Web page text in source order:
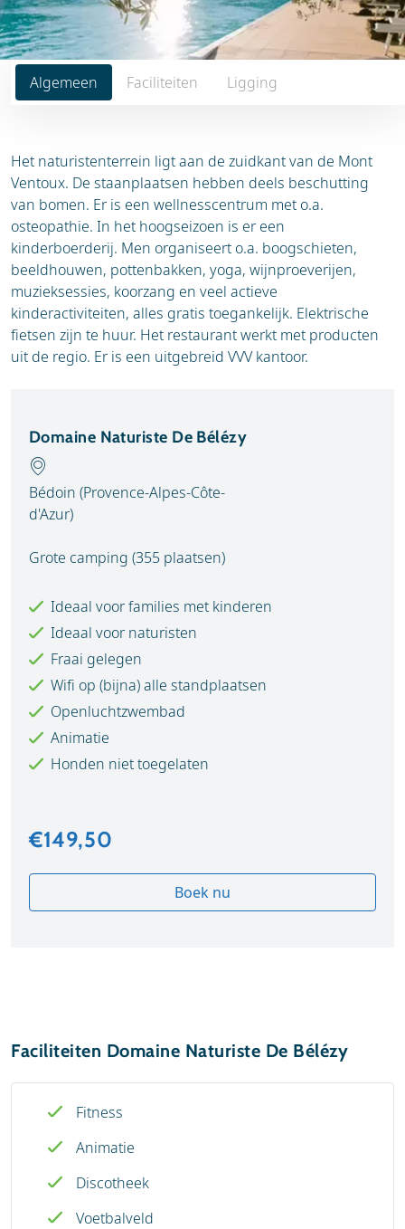
Algemeen Faciliteiten Ligging
Het naturistenterrein ligt aan de zuidkant van de Mont
Ventoux. De staanplaatsen hebben deels beschutting
van bomen. Er is een wellnesscentrum met o.a.
osteopathie. In het hoogseizoen is er een
kinderboerderij. Men organiseert o.a. boogschieten,
beeldhouwen, pottenbakken, yoga, wijnproeverijen,
muzieksessies, koorzang en veel actieve
kinderactiviteiten, alles gratis toegankelijk. Elektrische
fietsen zijn te huur. Het restaurant werkt met producten
uit de regio. Er is een uitgebreid VVV kantoor.
Domaine Naturiste De Bélézy
Bédoin (Provence-Alpes-Côte-
d'Azur)
Grote camping (355 plaatsen)
Ideaal voor families met kinderen
Ideaal voor naturisten
Fraai gelegen
Wifi op (bijna) alle standplaatsen
Openluchtzwembad
Animatie
Honden niet toegelaten
€149,50
Boek nu
Faciliteiten Domaine Naturiste De Bélézy
Fitness
Animatie
Discotheek
Voetbalveld